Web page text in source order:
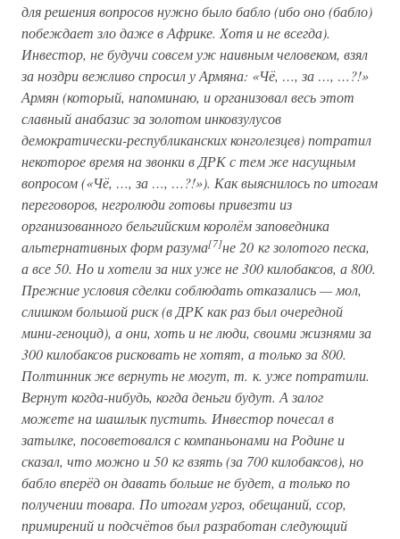
для решения вопросов нужно было бабло (ибо оно (бабло)
побеждает зло даже в Африке. Хотя и не всегда).
Инвестор, не будучи совсем уж наивным человеком, взял
за ноздри вежливо спросил у Армяна: «Чё, …, за …, …?!»
Армян (который, напоминаю, и организовал весь этот
славный анабазис за золотом инковзулусов
демократически-республиканских конголезцев) потратил
некоторое время на звонки в ДРК с тем же насущным
вопросом («Чё, …, за …, …?!»). Как выяснилось по итогам
переговоров, негролюди готовы привезти из
организованного бельгийским королём заповедника
альтернативных форм разума[7]не 20 кг золотого песка,
а все 50. Но и хотели за них уже не 300 килобаксов, а 800.
Прежние условия сделки соблюдать отказались — мол,
слишком большой риск (в ДРК как раз был очередной
мини-геноцид), а они, хоть и не люди, своими жизнями за
300 килобаксов рисковать не хотят, а только за 800.
Полтинник же вернуть не могут, т. к. уже потратили.
Вернут когда-нибудь, когда деньги будут. А залог
можете на шашлык пустить. Инвестор почесал в
затылке, посоветовался с компаньонами на Родине и
сказал, что можно и 50 кг взять (за 700 килобаксов), но
бабло вперёд он давать больше не будет, а только по
получении товара. По итогам угроз, обещаний, ссор,
примирений и подсчётов был разработан следующий